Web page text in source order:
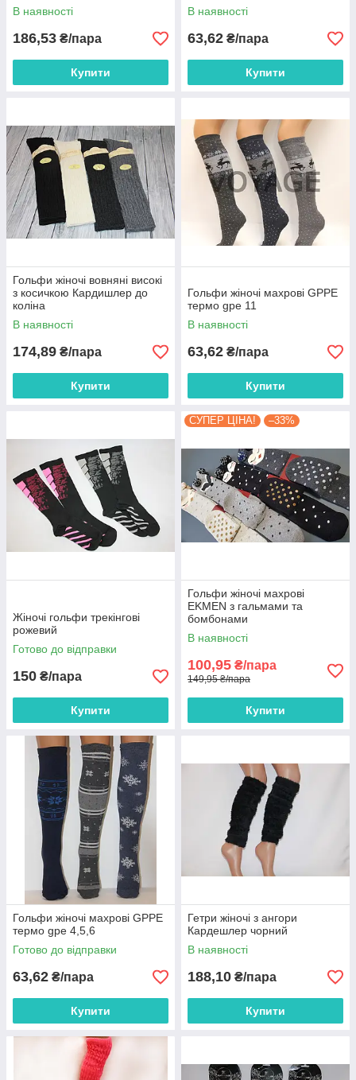
В наявності
186,53 ₴/пара
Купити
В наявності
63,62 ₴/пара
Купити
Гольфи жіночі вовняні високі
з косичкою Кардишлер до
коліна
В наявності
174,89 ₴/пара
Купити
Гольфи жіночі махрові GPPE
термо gpe 11
В наявності
63,62 ₴/пара
Купити
Жіночі гольфи трекінгові
рожевий
Готово до відправки
150 ₴/пара
Купити
СУПЕР ЦІНА! –33%
Гольфи жіночі махрові
EKMEN з гальмами та
бомбонами
В наявності
100,95 ₴/пара
149,95 ₴/пара
Купити
Гольфи жіночі махрові GPPE
термо gpe 4,5,6
Готово до відправки
63,62 ₴/пара
Купити
Гетри жіночі з ангори
Кардешлер чорний
В наявності
188,10 ₴/пара
Купити